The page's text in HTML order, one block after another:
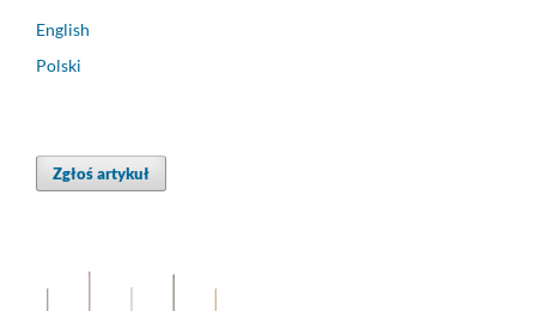
English
Polski
Zgłoś artykuł